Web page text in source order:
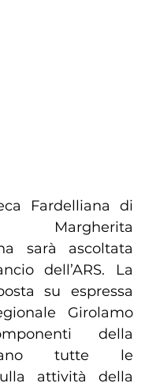
Fardelliana di
sarà ascoltata
dell’ARS. La
su espressa
Girolamo
della
tutte le
attività della